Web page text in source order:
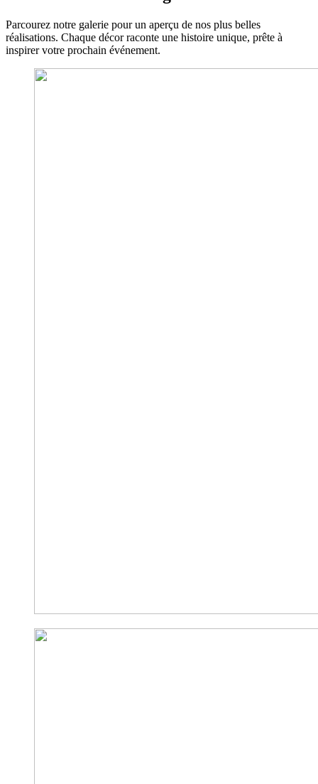
Parcourez notre galerie pour un aperçu de nos plus belles
réalisations. Chaque décor raconte une histoire unique, prête à
inspirer votre prochain événement.